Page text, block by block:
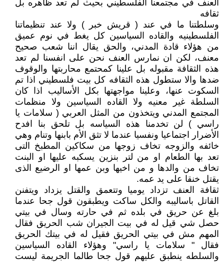
العنف في مجتمعنا الفلسطيني بحيث لم تعد ظاهره بل
ثقافه
وسلطتنا ما في عند ( قريش خبر ) ولا عند تنظيماتنا
الفلسطينيه والقاده السياسين كل يغط في نوم عميق
من هؤلاء قادة المدني، والحق يقال اننا شعب صحيح
معنف، لكن ان نمارس العنف نحن على انفسنا لم تعد
هذه الثقافة مقبوله بل علينا كمحتمع محاربتها والوقوف
ضدها والا ستطول هذه الثقافه كل بيت فلسطيني اذا تم
السكوت عنها، وعلينا مواجهتها بكل الأساليب اذا كان
السلطة غير معنيه ولا القاده السياسين ولا منظمات
المجتمع المدني ويتخذون من المثل العربي ( سلامات يا
راسي ) لن تخدمنا هذه السياسه بل تلحق بنا افدح
الأضرار اجتماعيا ونفسيا عندما لا تثق الأم بابنها وتنام وهي
خائفه والزوجه تخاف زوجها من سكاكين المطبخ التى
تعد بها الطعام او من لتر بنزين يسكبه عليها او البنت
تخاف من والدها و من اخيها وبن عمها او الرضيع الذى
يقتل خنقا على يد عمه.
ثقافة العنف تزداد يوميا وتتعمق والقتل يزداد ويتفنن
القاتل باساليبه والكل ساكت ويطبقون قول جحا عندما
بلغ عن حريق في بلده ثم في حارته وسال في بيتي
حصل شي قيل له في بيت الجيران شب الحريق فقال
المهم مش في بيتي الحريق فقيل له في بيتك الحريق
فقال " سلامات يا راسي" وهؤلاء القاده السياسين
والسلطه ينطبق عليهم قول جحا طالما الجريمة ليست